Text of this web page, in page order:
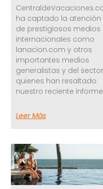
ha captado la atención
de prestigiosos medios
internacionales como
lanacion.com y otros
importantes medios
generalistas y del
quienes han resaltado
nuestro reciente informe
Leer Más